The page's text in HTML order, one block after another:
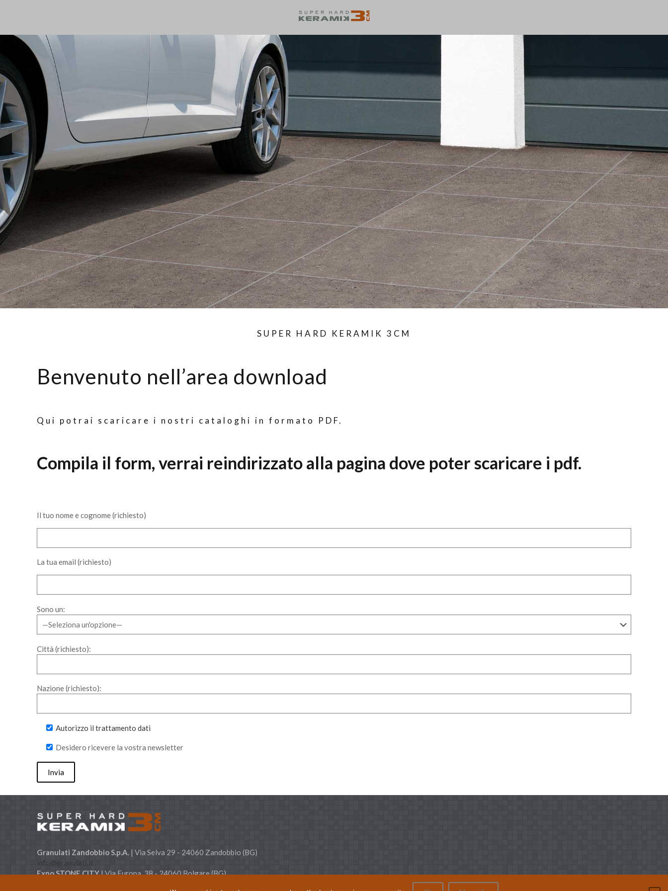
SUPER HARD KERAMIK 3CM
Benvenuto nell’area download
Qui potrai scaricare i nostri cataloghi in formato PDF.
Compila il form, verrai reindirizzato alla pagina dove poter scaricare i pdf.
Il tuo nome e cognome (richiesto)
La tua email (richiesto)
Sono un:
Città (richiesto):
Nazione (richiesto):
Autorizzo il trattamento dati
Desidero ricevere la vostra newsletter
Granulati Zandobbio S.p.A. | Via Selva 29 - 24060 Zandobbio (BG)
info@granulati.it
Expo STONE CITY| Via Europa, 38 - 24060 Bolgare (BG)